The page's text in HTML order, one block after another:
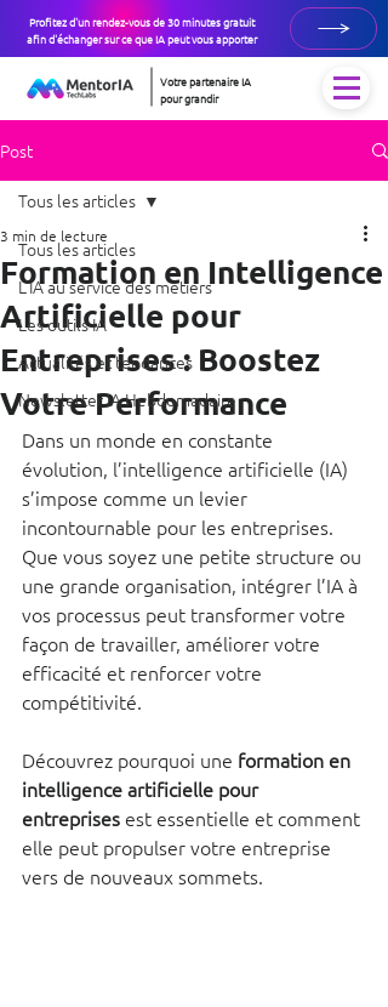
Profitez d'un rendez-vous de 30 minutes gratuit
afin d'échanger sur ce que IA peut vous apporter
Votre partenaire IA
pour grandir
Post
Tous les articles
L’IA au service des métiers
Les outils IA
Actualités et tendances
Newsletter IA Hebdomadaire
Tous les articles
Formation en Intelligence
Artificielle pour
Entreprises : Boostez
Votre Performance
3 min de lecture
Dans un monde en constante
évolution, l’intelligence artificielle (IA)
s’impose comme un levier
incontournable pour les entreprises.
Que vous soyez une petite structure ou
une grande organisation, intégrer l’IA à
vos processus peut transformer votre
façon de travailler, améliorer votre
efficacité et renforcer votre
compétitivité.
Découvrez pourquoi une formation en
intelligence artificielle pour
entreprises est essentielle et comment
elle peut propulser votre entreprise
vers de nouveaux sommets.